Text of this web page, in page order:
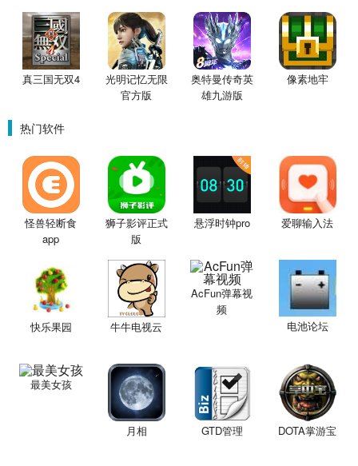
真三国无双4
光明记忆无限
官方版
奥特曼传奇英
雄九游版
像素地牢
热门软件
怪兽轻断食
app
狮子影评正式
版
悬浮时钟pro 爱聊输入法
快乐果园 牛牛电视云
AcFun弹幕视
频
电池论坛
最美女孩
月相 GTD管理 DOTA掌游宝